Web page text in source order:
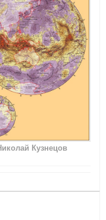
Кузнецов